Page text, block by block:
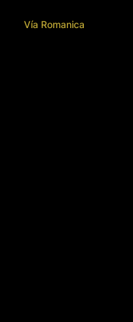
Vía Romanica